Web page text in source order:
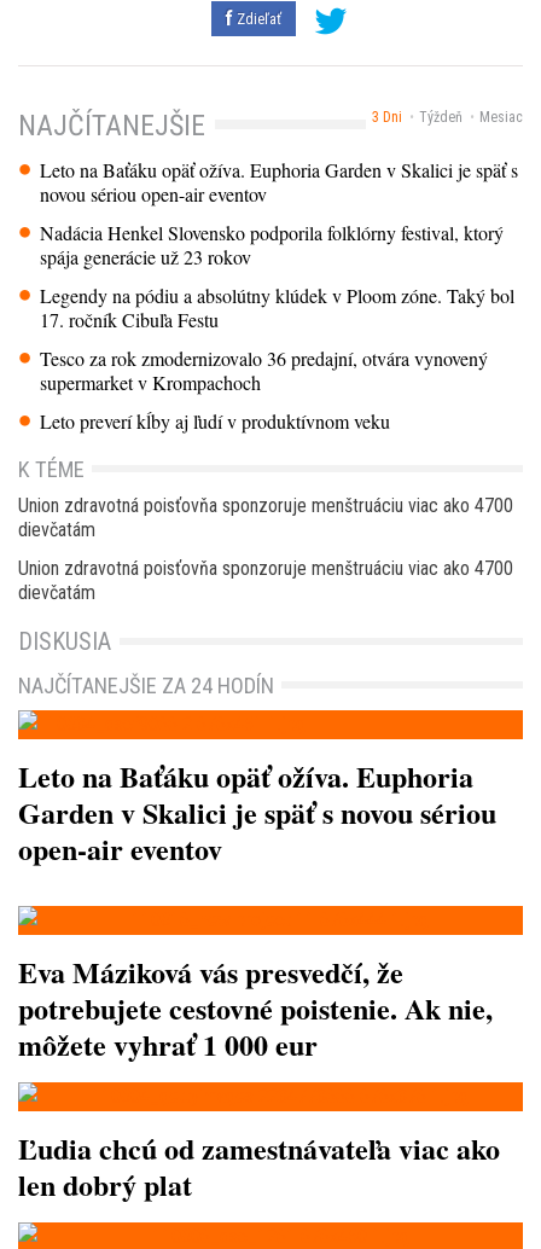
Zdieľať
3 Dni Týždeň Mesiac
NAJČÍTANEJŠIE
Leto na Baťáku opäť ožíva. Euphoria Garden v Skalici je späť s
novou sériou open-air eventov
Nadácia Henkel Slovensko podporila folklórny festival, ktorý
spája generácie už 23 rokov
Legendy na pódiu a absolútny klúdek v Ploom zóne. Taký bol
17. ročník Cibuľa Festu
Tesco za rok zmodernizovalo 36 predajní, otvára vynovený
supermarket v Krompachoch
Leto preverí kĺby aj ľudí v produktívnom veku
K TÉME
Union zdravotná poisťovňa sponzoruje menštruáciu viac ako 4700
dievčatám
Union zdravotná poisťovňa sponzoruje menštruáciu viac ako 4700
dievčatám
DISKUSIA
NAJČÍTANEJŠIE ZA 24 HODÍN
Leto na Baťáku opäť ožíva. Euphoria
Garden v Skalici je späť s novou sériou
open-air eventov
Eva Máziková vás presvedčí, že
potrebujete cestovné poistenie. Ak nie,
môžete vyhrať 1 000 eur
Ľudia chcú od zamestnávateľa viac ako
len dobrý plat